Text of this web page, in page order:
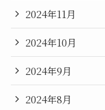
2024年11月
2024年10月
2024年9月
2024年8月